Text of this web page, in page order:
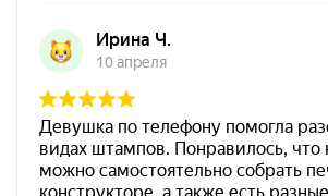
от 750
Штамп Идите вы в
Штемпельная подушка
1800